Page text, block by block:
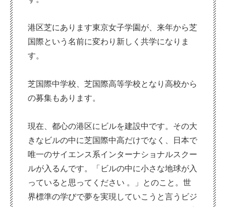
港区芝にあります東京女子学園が、来年から芝
国際という名前に変わり新しく共学になりま
す。
芝国際中学校、芝国際高等学校となり高校から
の募集もあります。
現在、都心の港区にビルを建設中です。その大
きなビルの中に芝国際中高だけでなく、日本で
唯一のサイエンス系インターナショナルスクー
ルが入るんです。「ビルの中に小さな地球が入
っていると思ってください 。」とのこと。世
界標準の学びで夢を実現していこうと言うビジ